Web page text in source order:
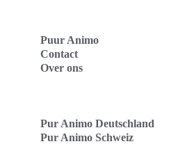
Puur Animo
Contact
Over ons
Pur Animo Deutschland
Pur Animo Schweiz